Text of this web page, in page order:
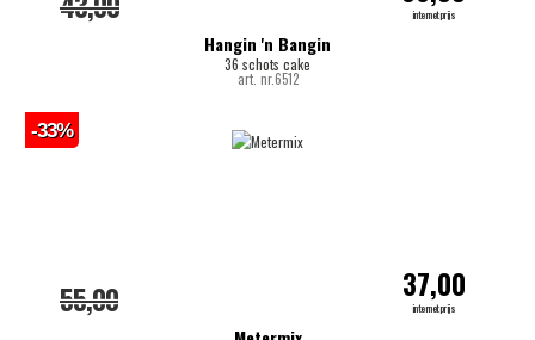
Hangin 'n Bangin
36 schots cake
art. nr.6512
internetprijs
55,00 37,00
internetprijs
-33%